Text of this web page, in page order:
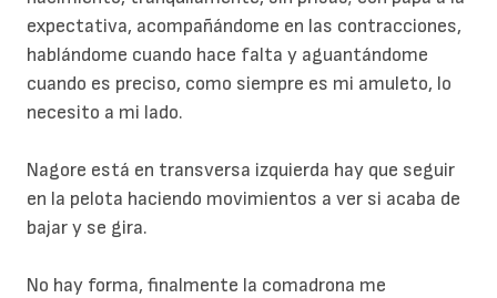
expectativa, acompañándome en las contracciones,
hablándome cuando hace falta y aguantándome
cuando es preciso, como siempre es mi amuleto, lo
necesito a mi lado.
Nagore está en transversa izquierda hay que seguir
en la pelota haciendo movimientos a ver si acaba de
bajar y se gira.
No hay forma, finalmente la comadrona me